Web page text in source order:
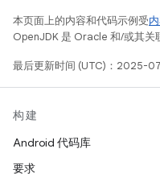
本页面上的内容和代码示例受
OpenJDK 是 Oracle 和/或其关
最后更新时间 (UTC)：2025-
构建
Android 代码库
要求